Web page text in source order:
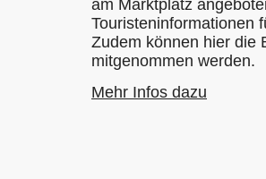
am Marktplatz
Touristeninformationen
Zudem können hier die
mitgenommen werden.
Mehr Infos dazu